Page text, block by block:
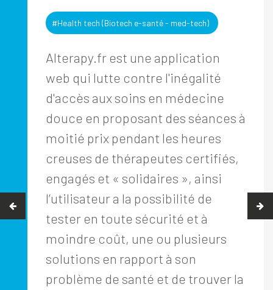
#Health tech (Biotech e-santé - med-tech)
Alterapy.fr est une application
web qui lutte contre l'inégalité
d'accès aux soins en médecine
douce en proposant des séances à
moitié prix pendant les heures
creuses de thérapeutes certifiés,
engagés et « solidaires », ainsi
l’utilisateur a la possibilité de
tester en toute sécurité et à
moindre coût, une ou plusieurs
solutions en rapport à son
problème de santé et de trouver la